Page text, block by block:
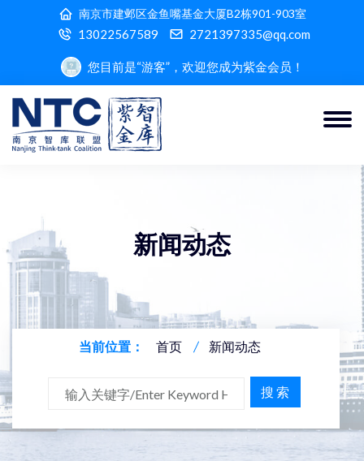
南京市建邺区金鱼嘴基金大厦B2栋901-903室
13022567589 2721397335@qq.com
您目前是“游客”，欢迎您成为紫金会员！
新闻动态
当前位置： 首页 新闻动态
搜 索